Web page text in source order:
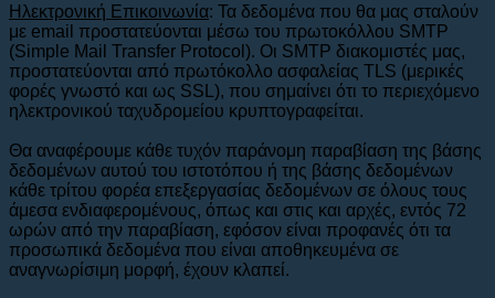
Ηλεκτρονική Επικοινωνία: Τα δεδομένα που θα μας σταλούν
με email προστατεύονται μέσω του πρωτοκόλλου SMTP
(Simple Mail Transfer Protocol). Οι SMTP διακομιστές μας,
προστατεύονται από πρωτόκολλο ασφαλείας TLS (μερικές
φορές γνωστό και ως SSL), που σημαίνει ότι το περιεχόμενο
ηλεκτρονικού ταχυδρομείου κρυπτογραφείται.
Θα αναφέρουμε κάθε τυχόν παράνομη παραβίαση της βάσης
δεδομένων αυτού του ιστοτόπου ή της βάσης δεδομένων
κάθε τρίτου φορέα επεξεργασίας δεδομένων σε όλους τους
άμεσα ενδιαφερομένους, όπως και στις και αρχές, εντός 72
ωρών από την παραβίαση, εφόσον είναι προφανές ότι τα
προσωπικά δεδομένα που είναι αποθηκευμένα σε
αναγνωρίσιμη μορφή, έχουν κλαπεί.